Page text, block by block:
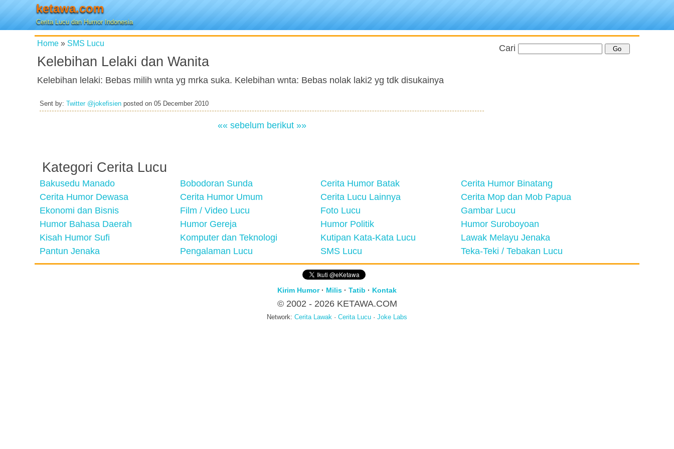
ketawa.com
Cerita Lucu dan Humor Indonesia
Home » SMS Lucu
Kelebihan Lelaki dan Wanita
Kelebihan lelaki: Bebas milih wnta yg mrka suka. Kelebihan wnta: Bebas nolak laki2 yg tdk disukainya
Sent by: Twitter @jokefisien posted on 05 December 2010
«« sebelum berikut »»
Cari
Kategori Cerita Lucu
Bakusedu Manado Bobodoran Sunda Cerita Humor Batak
Cerita Humor Binatang
Cerita Humor Dewasa
Cerita Humor Umum Cerita Lucu Lainnya
Cerita Mop dan Mob Papua
Ekonomi dan Bisnis
Film / Video Lucu Foto Lucu
Gambar Lucu
Humor Bahasa Daerah
Humor Gereja Humor Politik
Humor Suroboyoan
Kisah Humor Sufi
Komputer dan Teknologi Kutipan Kata-Kata Lucu
Lawak Melayu Jenaka
Pantun Jenaka
Pengalaman Lucu SMS Lucu Teka-Teki / Tebakan Lucu
Kirim Humor· Milis · Tatib · Kontak
© 2002 - 2026 KETAWA.COM
Network: Cerita Lawak · Cerita Lucu · Joke Labs